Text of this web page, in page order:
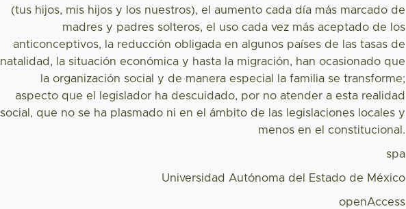
(tus hijos, mis hijos y los nuestros), el aumento cada día más marcado de
madres y padres solteros, el uso cada vez más aceptado de los
anticonceptivos, la reducción obligada en algunos países de las tasas de
natalidad, la situación económica y hasta la migración, han ocasionado que
la organización social y de manera especial la familia se transforme;
aspecto que el legislador ha descuidado, por no atender a esta realidad
social, que no se ha plasmado ni en el ámbito de las legislaciones locales y
menos en el constitucional.
spa
Universidad Autónoma del Estado de México
openAccess